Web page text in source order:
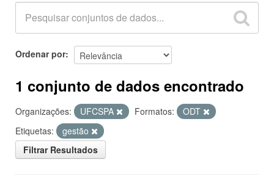
Grupos
Sobre
Ordenar por
1 conjunto de dados encontrado
Organizações: UFCSPA Formatos:
ODT
Etiquetas:
gestão
Filtrar Resultados